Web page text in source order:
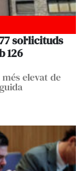
sol·licituds
126
elevat de